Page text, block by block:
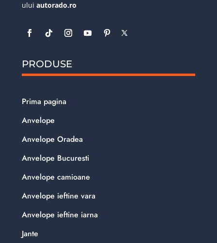
ului autorado.ro
PRODUSE
Prima pagina
Anvelope
Anvelope Oradea
Anvelope Bucuresti
Anvelope camioane
Anvelope ieftine vara
Anvelope ieftine iarna
Jante